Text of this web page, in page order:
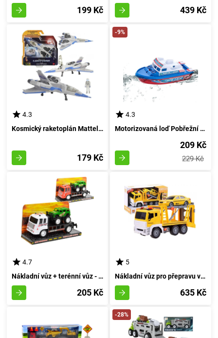
199 Kč 439 Kč
4.3
Kosmický raketoplán Mattel Buzz Lightyear Velký-01
179 Kč
-9%
4.3
Motorizovaná loď Pobřežní stráže s houkačkou a světly
209 Kč
229 Kč
4.7
Nákladní vůz + terénní vůz - bílý
205 Kč
5
Nákladní vůz pro přepravu vozidel s osvětlením a zvukem + automobil
635 Kč
-28%